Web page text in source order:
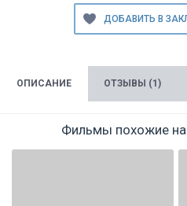
ОПИСАНИЕ ОТЗЫВЫ (1)
Фильмы похожие на